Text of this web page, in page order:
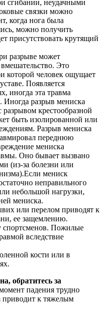
сгибании, неудачными
связки можно
когда нога была
можно получить
присутствовать крутящий
разрыве может
Это
которой человек ощущает
Появляется
иногда эта травма
Иногда разрыв мениска
крестообразной
быть изолированной или
Разрыв мениска
переднюю
мениска
Оно бывает вызвано
(из-за болезни или
мениск
неправильного
небольшой нагрузки,
мениска.
или перелом приводят к
ее защемлению.
спортсменов. Пожилые
вследствие
кости или в
обратитесь за
падения трудно
приводит к тяжелым